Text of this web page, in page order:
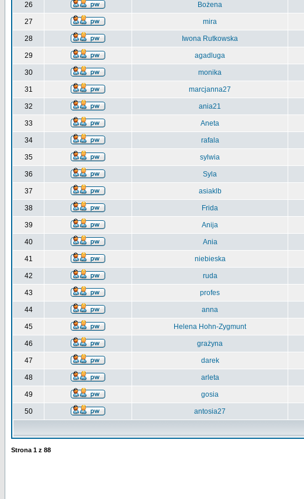
26 Bożena
27 mira
28 Iwona Rutkowska
29 agadluga
30 monika
31 marcjanna27
32 ania21
33 Aneta
34 rafala
35 sylwia
36 Syla
37 asiaklb
38 Frida
39 Anija
40 Ania
41 niebieska
42 ruda
43 profes
44 anna
45 Helena Hohn-Zygmunt
46 grażyna
47 darek
48 arleta
49 gosia
50 antosia27
Strona 1 z 88